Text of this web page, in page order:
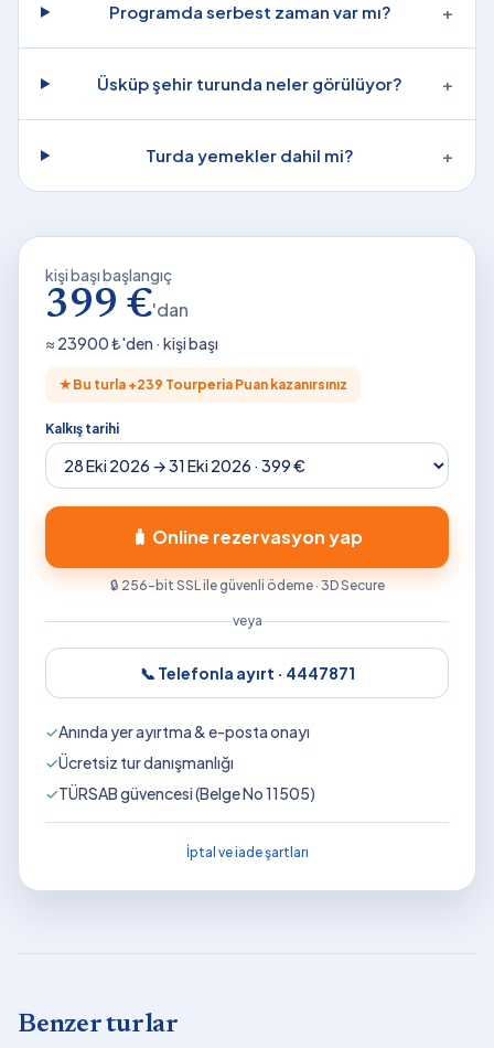
Programda serbest zaman var mı? +
Üsküp şehir turunda neler görülüyor? +
Turda yemekler dahil mi? +
kişi başı başlangıç
399 €'dan
≈ 23900₺'den · kişi başı
★ Bu turla +239 Tourperia Puan kazanırsınız
Kalkış tarihi
🧳 Online rezervasyon yap
🔒 256-bit SSL ile güvenli ödeme · 3D Secure
veya
📞 Telefonla ayırt · 4447871
✓Anında yer ayırtma & e-posta onayı
✓Ücretsiz tur danışmanlığı
✓TÜRSAB güvencesi (Belge No 11505)
İptal ve iade şartları
Benzer turlar